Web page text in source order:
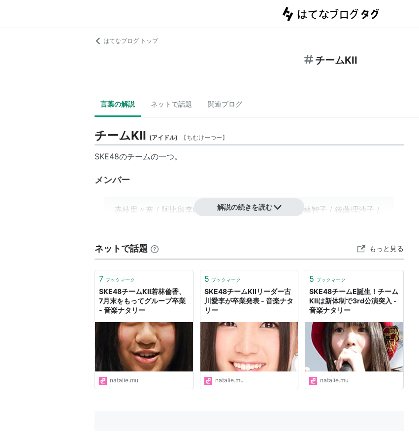
はてなブログ トップ
チームKII
言葉の解説 ネットで話題 関連ブログ
チームKII (アイドル) 【ちむけーつー】
SKE48のチームの一つ。
メンバー
赤枝里々奈 / 阿比留李帆 石田安奈/小木曽汐莉 加藤智子 / 後藤理沙子 /
解説の続きを読む
ネットで話題 もっと見る
7 ブックマーク
SKE48チームKII若林倫香、
7月末をもってグループ卒業
- 音楽ナタリー
natalie.mu
5 ブックマーク
SKE48チームKIIリーダー古
川愛李が卒業発表 - 音楽ナタ
リー
natalie.mu
5 ブックマーク
SKE48チームE誕生！チーム
KIIは新体制で3rd公演突入 -
音楽ナタリー
natalie.mu